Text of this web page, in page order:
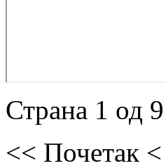
Страна 1 од 9
<< Почетак <